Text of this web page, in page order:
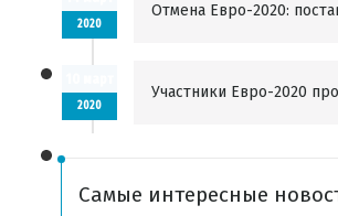
2020
Отмена Евро-2020:
2020
Участники Евро-2020
Самые интересные